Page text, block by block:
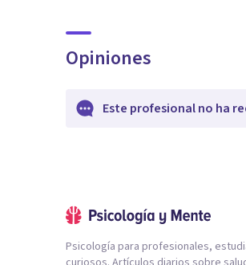
Opiniones
Este profesional no ha
Psicología para profesionales,